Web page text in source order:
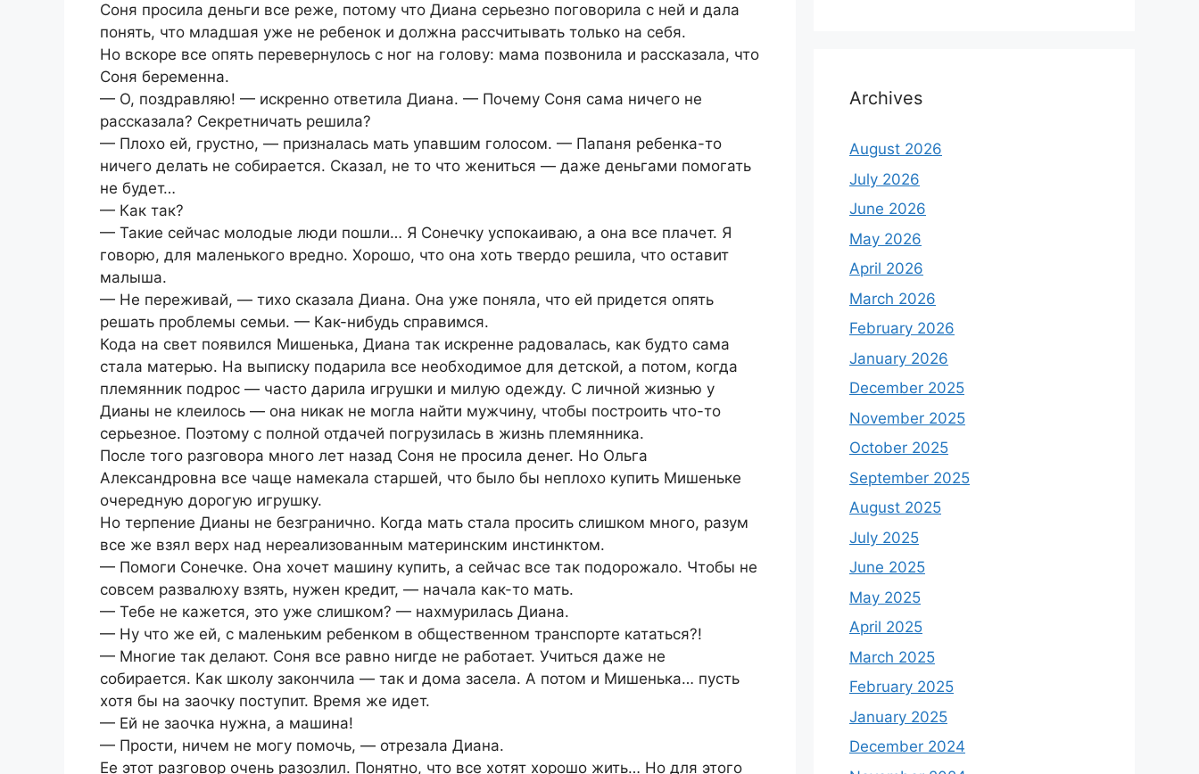
Соня просила деньги все реже, потому что Диана серьезно поговорила с ней и дала
понять, что младшая уже не ребенок и должна рассчитывать только на себя.
Но вскоре все опять перевернулось с ног на голову: мама позвонила и рассказала, что
Соня беременна.
— О, поздравляю! — искренно ответила Диана. — Почему Соня сама ничего не
рассказала? Секретничать решила?
— Плохо ей, грустно, — призналась мать упавшим голосом. — Папаня ребенка-то
ничего делать не собирается. Сказал, не то что жениться ― даже деньгами помогать
не будет…
— Как так?
— Такие сейчас молодые люди пошли… Я Сонечку успокаиваю, а она все плачет. Я
говорю, для маленького вредно. Хорошо, что она хоть твердо решила, что оставит
малыша.
— Не переживай, — тихо сказала Диана. Она уже поняла, что ей придется опять
решать проблемы семьи. — Как-нибудь справимся.
Кода на свет появился Мишенька, Диана так искренне радовалась, как будто сама
стала матерью. На выписку подарила все необходимое для детской, а потом, когда
племянник подрос — часто дарила игрушки и милую одежду. С личной жизнью у
Дианы не клеилось — она никак не могла найти мужчину, чтобы построить что-то
серьезное. Поэтому с полной отдачей погрузилась в жизнь племянника.
После того разговора много лет назад Соня не просила денег. Но Ольга
Александровна все чаще намекала старшей, что было бы неплохо купить Мишеньке
очередную дорогую игрушку.
Но терпение Дианы не безгранично. Когда мать стала просить слишком много, разум
все же взял верх над нереализованным материнским инстинктом.
— Помоги Сонечке. Она хочет машину купить, а сейчас все так подорожало. Чтобы не
совсем развалюху взять, нужен кредит, — начала как-то мать.
— Тебе не кажется, это уже слишком? — нахмурилась Диана.
— Ну что же ей, с маленьким ребенком в общественном транспорте кататься?!
— Многие так делают. Соня все равно нигде не работает. Учиться даже не
собирается. Как школу закончила ― так и дома засела. А потом и Мишенька… пусть
хотя бы на заочку поступит. Время же идет.
— Ей не заочка нужна, а машина!
— Прости, ничем не могу помочь, ― отрезала Диана.
Ее этот разговор очень разозлил. Понятно, что все хотят хорошо жить… Но для этого
Archives
August 2026
July 2026
June 2026
May 2026
April 2026
March 2026
February 2026
January 2026
December 2025
November 2025
October 2025
September 2025
August 2025
July 2025
June 2025
May 2025
April 2025
March 2025
February 2025
January 2025
December 2024